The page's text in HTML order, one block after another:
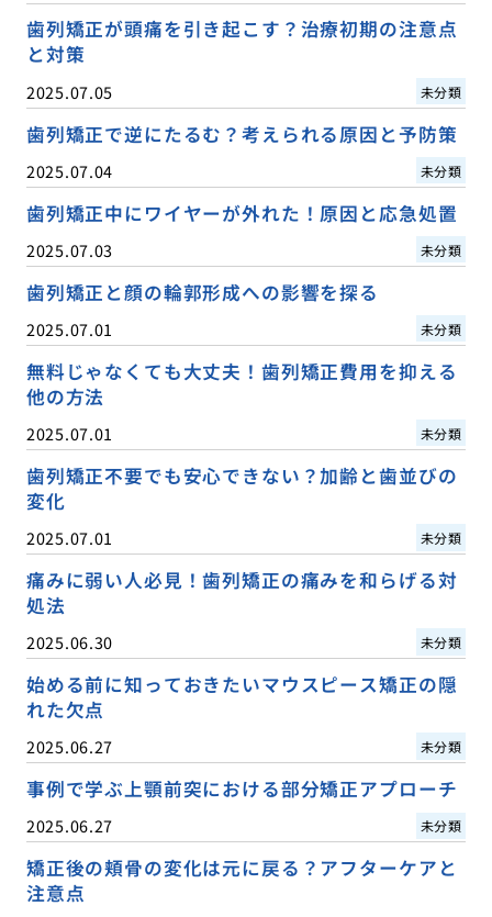
歯列矯正が頭痛を引き起こす？治療初期の注意点
と対策
2025.07.05 未分類
歯列矯正で逆にたるむ？考えられる原因と予防策
2025.07.04 未分類
歯列矯正中にワイヤーが外れた！原因と応急処置
2025.07.03 未分類
歯列矯正と顔の輪郭形成への影響を探る
2025.07.01 未分類
無料じゃなくても大丈夫！歯列矯正費用を抑える
他の方法
2025.07.01 未分類
歯列矯正不要でも安心できない？加齢と歯並びの
変化
2025.07.01 未分類
痛みに弱い人必見！歯列矯正の痛みを和らげる対
処法
2025.06.30 未分類
始める前に知っておきたいマウスピース矯正の隠
れた欠点
2025.06.27 未分類
事例で学ぶ上顎前突における部分矯正アプローチ
2025.06.27 未分類
矯正後の頬骨の変化は元に戻る？アフターケアと
注意点